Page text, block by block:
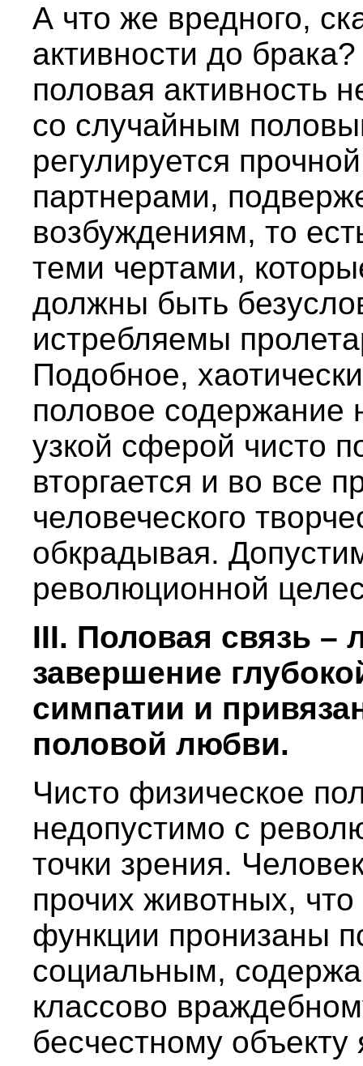
А что же вредного,
активности до
половая активность
со случайным
регулируется
партнерами,
возбуждениям, то
теми чертами,
должны быть
истребляемы
Подобное,
половое содержание
узкой сферой чисто
вторгается и во все
человеческого
обкрадывая.
революционной
III. Половая связь –
завершение
симпатии и
половой любви.
Чисто физическое
недопустимо с
точки зрения.
прочих животных,
функции пронизаны
социальным,
классово
бесчестному